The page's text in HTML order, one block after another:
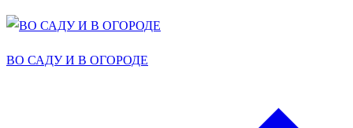
ВО САДУ И В ОГОРОДЕ